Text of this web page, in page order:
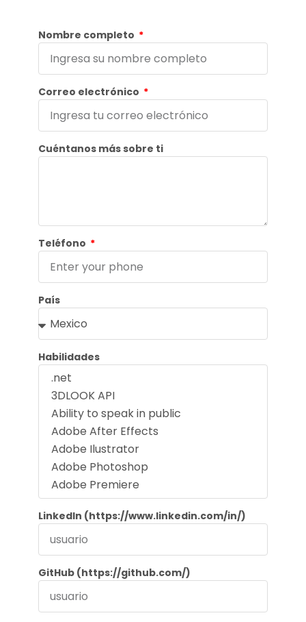
Nombre completo
Correo electrónico
Cuéntanos más sobre ti
Teléfono
País
Habilidades
LinkedIn (https://www.linkedin.com/in/)
GitHub (https://github.com/)